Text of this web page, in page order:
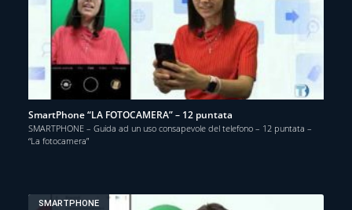
SmartPhone “LA FOTOCAMERA” – 12 puntata
SMARTPHONE – Guida ad un uso consapevole del telefono – 12 puntata –
“La fotocamera”
SMARTPHONE